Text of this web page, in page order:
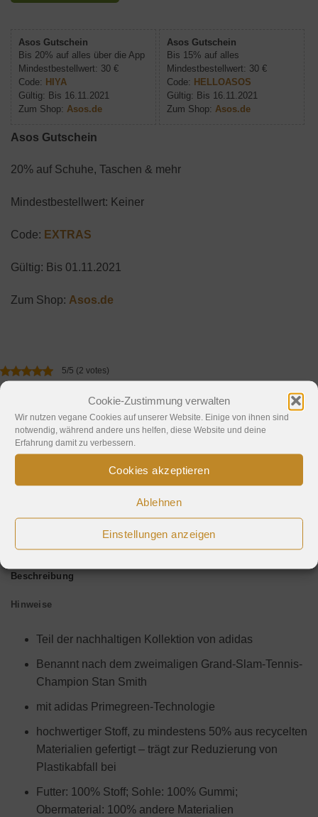
Cookie-Zustimmung verwalten
Wir nutzen vegane Cookies auf unserer Website. Einige von ihnen sind
notwendig, während andere uns helfen, diese Website und deine
Erfahrung damit zu verbessern.
Cookies akzeptieren
Ablehnen
Einstellungen anzeigen
Asos Gutschein
Bis 20% auf alles über die App
Mindestbestellwert: 30 €
Code: HIYA
Gültig: Bis 16.11.2021
Zum Shop: Asos.de
Asos Gutschein
Bis 15% auf alles
Mindestbestellwert: 30 €
Code: HELLOASOS
Gültig: Bis 16.11.2021
Zum Shop: Asos.de
Asos Gutschein
20% auf Schuhe, Taschen & mehr
Mindestbestellwert: Keiner
Code: EXTRAS
Gültig: Bis 01.11.2021
Zum Shop: Asos.de
5/5 (2 votes)
teilen E-Mail
Zur Wunschliste hinzufügen
Beschreibung
Hinweise
Teil der nachhaltigen Kollektion von adidas
Benannt nach dem zweimaligen Grand-Slam-Tennis-
Champion Stan Smith
mit adidas Primegreen-Technologie
hochwertiger Stoff, zu mindestens 50% aus recycelten
Materialien gefertigt – trägt zur Reduzierung von
Plastikabfall bei
Futter: 100% Stoff; Sohle: 100% Gummi;
Obermaterial: 100% andere Materialien